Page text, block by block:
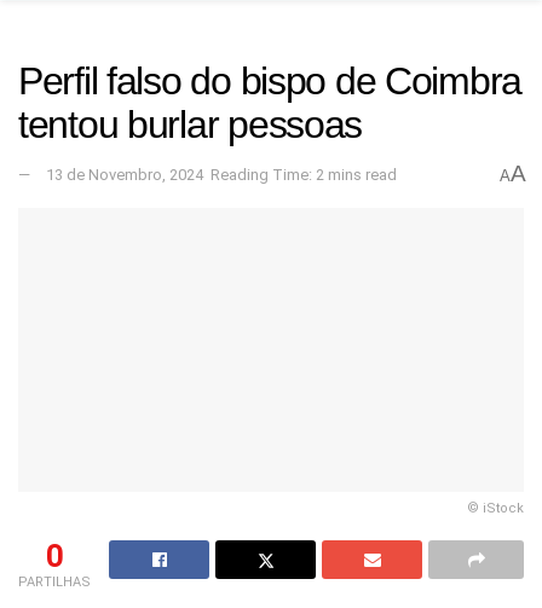
Perfil falso do bispo de Coimbra
tentou burlar pessoas
13 de Novembro, 2024 Reading Time: 2 mins read AA
© iStock
0
PARTILHAS